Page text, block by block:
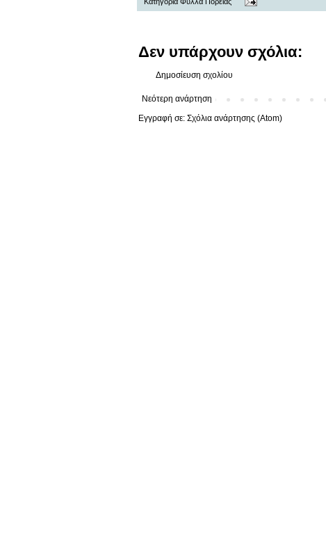
Δεν υπάρχουν σχόλια:
Δημοσίευση σχολίου
Νεότερη ανάρτηση
Εγγραφή σε: Σχόλια ανάρτησης (Atom)